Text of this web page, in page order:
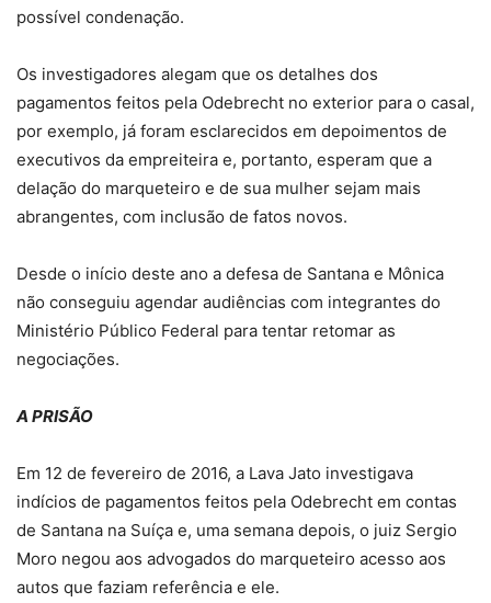
possível condenação.
Os investigadores alegam que os detalhes dos
pagamentos feitos pela Odebrecht no exterior para o casal,
por exemplo, já foram esclarecidos em depoimentos de
executivos da empreiteira e, portanto, esperam que a
delação do marqueteiro e de sua mulher sejam mais
abrangentes, com inclusão de fatos novos.
Desde o início deste ano a defesa de Santana e Mônica
não conseguiu agendar audiências com integrantes do
Ministério Público Federal para tentar retomar as
negociações.
A PRISÃO
Em 12 de fevereiro de 2016, a Lava Jato investigava
indícios de pagamentos feitos pela Odebrecht em contas
de Santana na Suíça e, uma semana depois, o juiz Sergio
Moro negou aos advogados do marqueteiro acesso aos
autos que faziam referência e ele.